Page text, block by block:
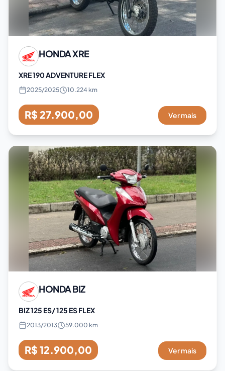
HONDAXRE
XRE 190 ADVENTURE FLEX
2025/2025 10.224 km
R$ 27.900,00 Ver mais
HONDABIZ
BIZ 125 ES/ 125 ES FLEX
2013/2013 59.000 km
R$ 12.900,00 Ver mais